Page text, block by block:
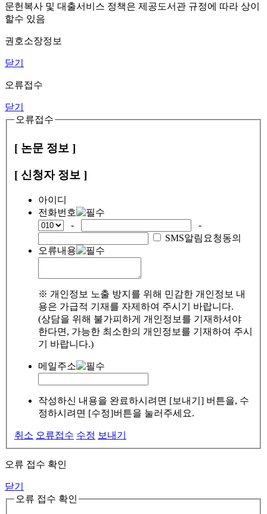
문헌복사 및 대출서비스 정책은 제공도서관 규정에 따라 상이
할수 있음
권호소장정보
닫기
오류접수
닫기
오류접수
[ 논문 정보 ]
[ 신청자 정보 ]
아이디
전화번호
-
-
SMS알림요청동의
오류내용
※ 개인정보 노출 방지를 위해 민감한 개인정보 내
용은 가급적 기재를 자제하여 주시기 바랍니다.
(상담을 위해 불가피하게 개인정보를 기재하셔야
한다면, 가능한 최소한의 개인정보를 기재하여 주시
기 바랍니다.)
메일주소
작성하신 내용을 완료하시려면 [보내기] 버튼을, 수
정하시려면 [수정]버튼을 눌러주세요.
취소 오류접수 수정 보내기
오류 접수 확인
닫기
오류 접수 확인